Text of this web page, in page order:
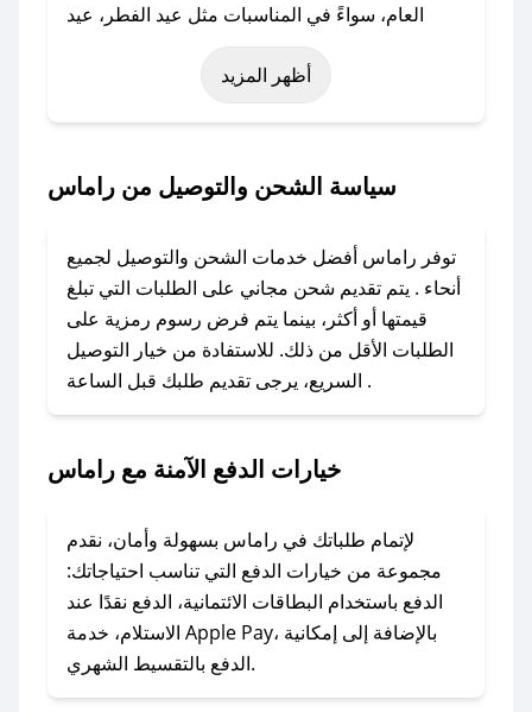
العام، سواءً في المناسبات مثل عيد الفطر، عيد
الأضحى، الجمعة البيضاء (شهر نوفمبر)، رمضان،
اليوم الوطني، يوم التأسيس، أو حتى عروض خاصة
باستخدام تطبيق صحصح، يمكنك العثور بسهولة على
تواصل معنا عبر تويتر أو البريد الإلكتروني لإضافته
بسرعة.
### كيفية استخدام كود خصم راماس؟
1. انسخ كود الخصم من تطبيق صحصح.
2. الصقه في خانة الدفع عند التسوق من راماس.
### ماذا أفعل إذا لم يعمل كود الخصم؟
الرسائل الخاصة على تويتر أو البريد الإلكتروني،
وسنقوم بحل المشكلة في أسرع وقت ممكن.
### ماذا أفعل إذا لم أجد كود خصم لمتجري
المفضل؟
في حال عدم توفر كوبونات لمتجرك المفضل، يمكنك
أظهر المزيد
سياسة الشحن والتوصيل من راماس
توفر راماس أفضل خدمات الشحن والتوصيل لجميع
أنحاء . يتم تقديم شحن مجاني على الطلبات التي تبلغ
قيمتها أو أكثر، بينما يتم فرض رسوم رمزية على
الطلبات الأقل من ذلك. للاستفادة من خيار التوصيل
السريع، يرجى تقديم طلبك قبل الساعة .
خيارات الدفع الآمنة مع راماس
لإتمام طلباتك في راماس بسهولة وأمان، نقدم
مجموعة من خيارات الدفع التي تناسب احتياجاتك:
الدفع باستخدام البطاقات الائتمانية، الدفع نقدًا عند
الاستلام، خدمة Apple Pay، بالإضافة إلى إمكانية
الدفع بالتقسيط الشهري.